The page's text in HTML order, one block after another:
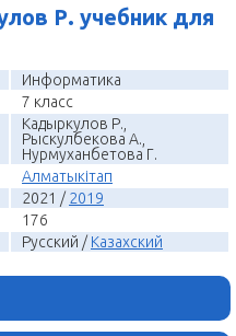
Р. учебник для
Информатика
7 класс
Кадыркулов Р.,
Рыскулбекова А.,
Нурмуханбетова Г.
Алматыкітап
2021 / 2019
176
Русский / Казахский